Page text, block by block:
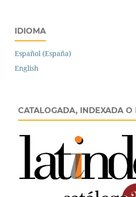
IDIOMA
Español (España)
English
CATALOGADA, INDEXADA O